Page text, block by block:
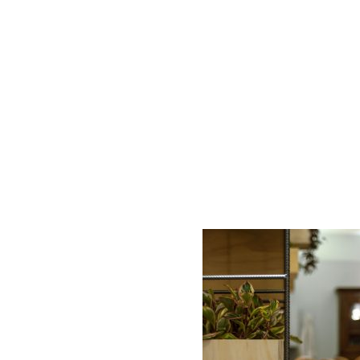
AC
Alessandro Consoli Design. Architecture –